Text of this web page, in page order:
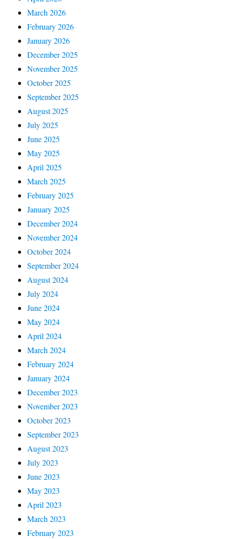
March 2026
February 2026
January 2026
December 2025
November 2025
October 2025
September 2025
August 2025
July 2025
June 2025
May 2025
April 2025
March 2025
February 2025
January 2025
December 2024
November 2024
October 2024
September 2024
August 2024
July 2024
June 2024
May 2024
April 2024
March 2024
February 2024
January 2024
December 2023
November 2023
October 2023
September 2023
August 2023
July 2023
June 2023
May 2023
April 2023
March 2023
February 2023